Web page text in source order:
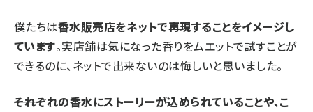
僕たちは香水販売店をネットで再現することをイメージし
ています。実店舗は気になった香りをムエットで試すことが
できるのに、ネットで出来ないのは悔しいと思いました。
――それぞれの香水にストーリーが込められていることや、こ